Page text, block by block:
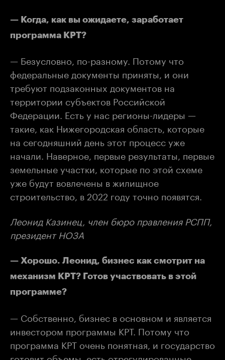
— Когда, как вы ожидаете, заработает
программа КРТ?
— Безусловно, по-разному. Потому что
федеральные документы приняты, и они
требуют подзаконных документов на
территории субъектов Российской
Федерации. Есть у нас регионы-лидеры —
такие, как Нижегородская область, которые
на сегодняшний день этот процесс уже
начали. Наверное, первые результаты, первые
земельные участки, которые по этой схеме
уже будут вовлечены в жилищное
строительство, в 2022 году точно появятся.
Леонид Казинец, член бюро правления РСПП,
президент НОЗА
— Хорошо. Леонид, бизнес как смотрит на
механизм КРТ? Готов участвовать в этой
программе?
— Собственно, бизнес в основном и является
инвестором программы КРТ. Потому что
программа КРТ очень понятная, и государство